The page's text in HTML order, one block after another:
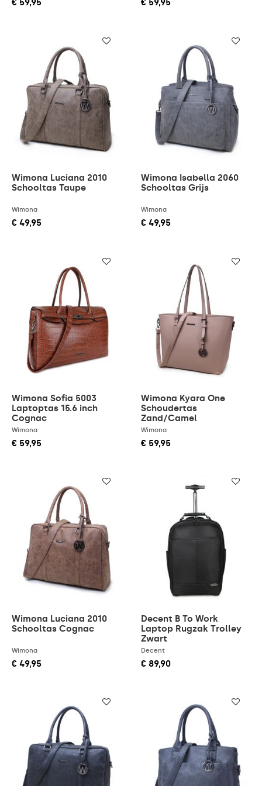
€ 59,95 € 59,95
Wimona Luciana 2010
Schooltas Taupe
Wimona
€ 49,95
Wimona Isabella 2060
Schooltas Grijs
Wimona
€ 49,95
Wimona Sofia 5003
Laptoptas 15.6 inch
Cognac
Wimona
€ 59,95
Wimona Kyara One
Schoudertas
Zand/Camel
Wimona
€ 59,95
Wimona Luciana 2010
Schooltas Cognac
Wimona
€ 49,95
Decent B To Work
Laptop Rugzak Trolley
Zwart
Decent
€ 89,90